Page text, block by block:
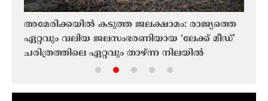
അമേരിക്കയിൽ കടുത്ത ജലക്ഷാമം: രാജ്യത്തെ
ഏറ്റവും വലിയ ജലസംഭരണിയായ ‘ലേക്ക് മീഡ്’
ചരിത്രത്തിലെ ഏറ്റവും താഴ്ന്ന നിലയിൽ